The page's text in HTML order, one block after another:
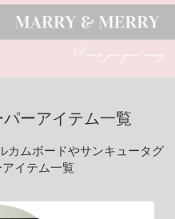
パーアイテム一覧
カムボードやサンキュータグ
イテム一覧